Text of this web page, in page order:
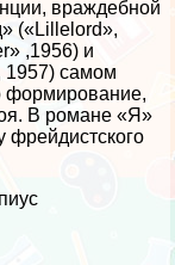
враждебной
(«Lillelord»,
,1956) и
1957) самом
формирование,
В романе «Я»
фрейдистского